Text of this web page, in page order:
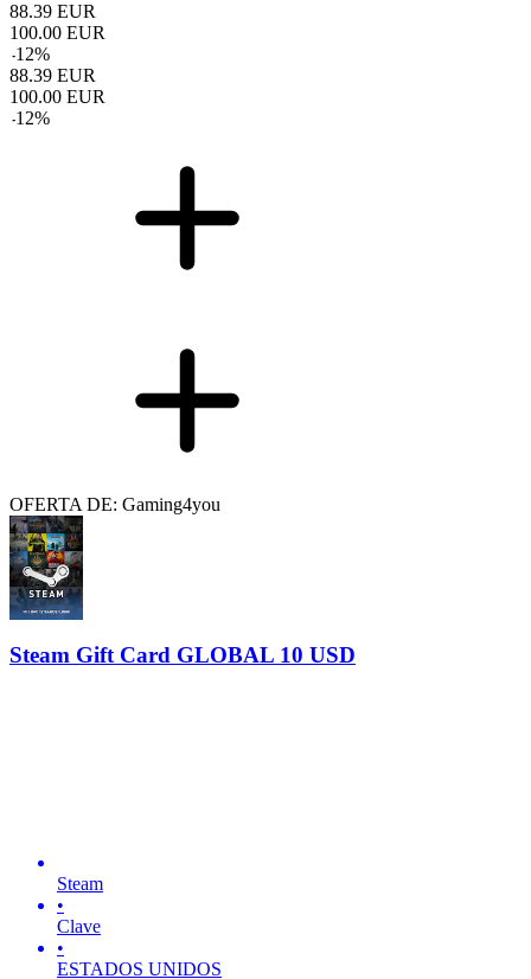
88.39 EUR
100.00 EUR
-12%
88.39 EUR
100.00 EUR
-12%
OFERTA DE: Gaming4you
Steam Gift Card GLOBAL 10 USD
Steam
•
Clave
•
ESTADOS UNIDOS